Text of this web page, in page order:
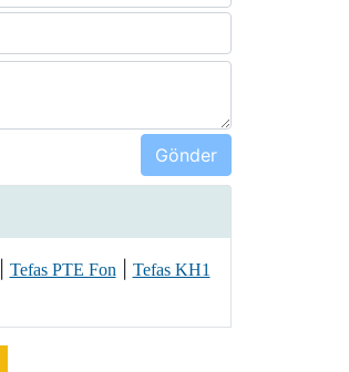
Tefas PTE Fon|
Tefas KH1